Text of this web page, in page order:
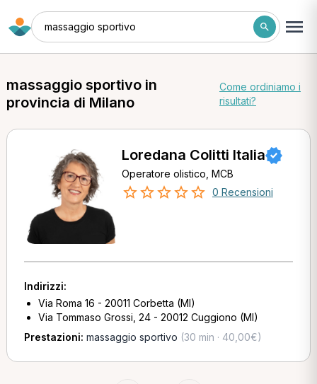
massaggio sportivo
massaggio sportivo in
provincia di Milano
Come ordiniamo i
risultati?
Loredana Colitti Italia
Operatore olistico, MCB
0 Recensioni
Indirizzi:
Via Roma 16 - 20011 Corbetta (MI)
Via Tommaso Grossi, 24 - 20012 Cuggiono (MI)
Prestazioni: massaggio sportivo (30 min · 40,00€)